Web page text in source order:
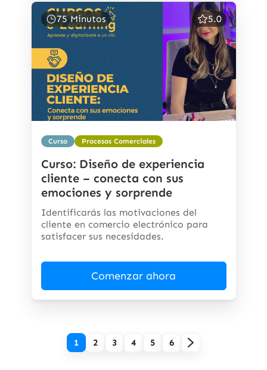
75 Minutos 5.0
Curso Procesos Comerciales
Curso: Diseño de experiencia
cliente – conecta con sus
emociones y sorprende
Identificarás las motivaciones del
cliente en comercio electrónico para
satisfacer sus necesidades.
Comenzar ahora
1 2 3 4 5 6